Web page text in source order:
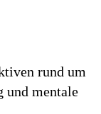
rund um
und mentale